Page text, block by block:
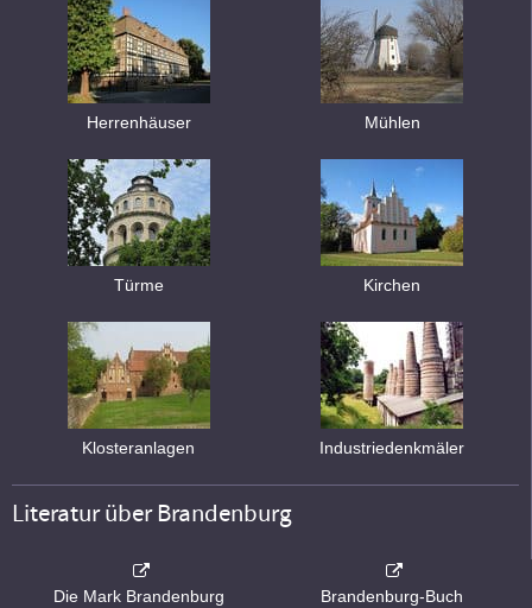
Herrenhäuser Mühlen
Türme Kirchen
Klosteranlagen Industriedenkmäler
Literatur über Brandenburg
Die Mark Brandenburg Brandenburg-Buch